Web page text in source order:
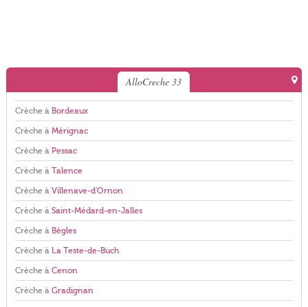
AlloCreche 33
Crèche à Bordeaux
Crèche à Mérignac
Crèche à Pessac
Crèche à Talence
Crèche à Villenave-d'Ornon
Crèche à Saint-Médard-en-Jalles
Crèche à Bègles
Crèche à La Teste-de-Buch
Crèche à Cenon
Crèche à Gradignan